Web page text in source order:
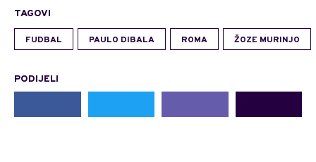
TAGOVI
FUDBAL PAULO DIBALA ROMA ŽOZE MURINJO
PODIJELI